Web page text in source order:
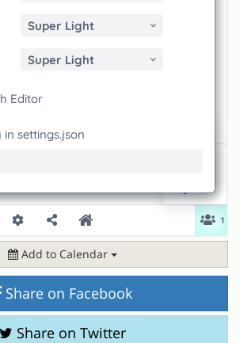
Add to Calendar
Share on Facebook
Share on Twitter